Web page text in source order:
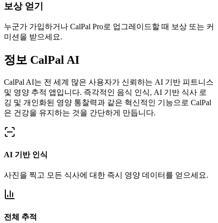
보상 얻기
누군가 가입하거나 CalPal Pro로 업그레이드할 때 보상 또는 커
미션을 받으세요.
정보 CalPal AI
CalPal AI는 전 세계 많은 사용자가 신뢰하는 AI 기반 피트니스
및 영양 추적 앱입니다. 즉각적인 음식 인식, AI 기반 식사 로
깅 및 개인화된 영양 통찰력과 같은 혁신적인 기능으로 CalPal
은 건강을 유지하는 것을 간단하게 만듭니다.
AI 기반 인식
사진을 찍고 모든 식사에 대한 즉시 영양 데이터를 얻으세요.
전체 추적